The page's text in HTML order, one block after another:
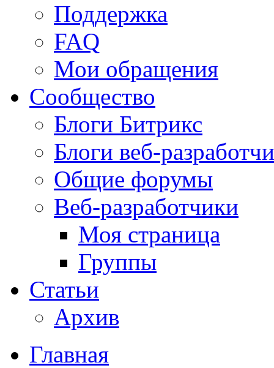
Поддержка
FAQ
Мои обращения
Сообщество
Блоги Битрикс
Блоги веб-
Общие форумы
Веб-разработчики
Моя страница
Группы
Статьи
Архив
Главная